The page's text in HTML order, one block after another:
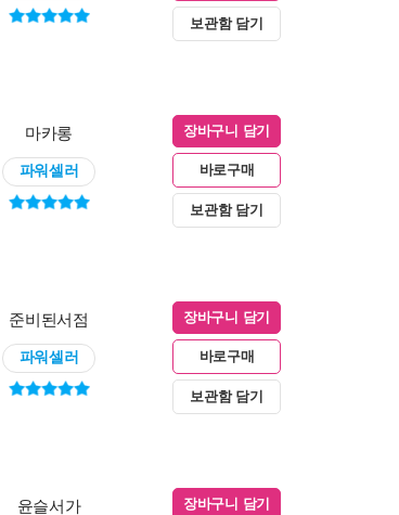
보관함 담기
마카롱
파워셀러
장바구니 담기
바로구매
보관함 담기
준비된서점
파워셀러
장바구니 담기
바로구매
보관함 담기
윤슬서가 장바구니 담기